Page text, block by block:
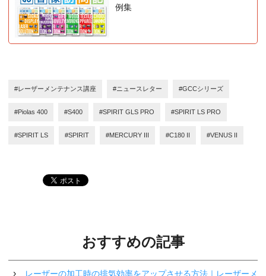
例集
#レーザーメンテナンス講座 #ニュースレター #GCCシリーズ
#Piolas 400 #S400 #SPIRIT GLS PRO #SPIRIT LS PRO
#SPIRIT LS #SPIRIT #MERCURY III #C180 II #VENUS II
おすすめの記事
レーザーの加工時の排気効率をアップさせる方法｜レーザーメ